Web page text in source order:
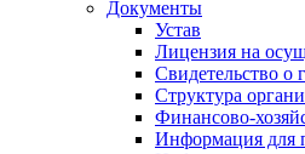
Документы
Устав
Лицензия на
Свидетельство о
Структура
Финансово-
Информация для